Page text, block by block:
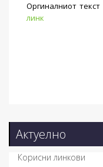
Оргиналниот
линк
Актуелно
Корисни линкови